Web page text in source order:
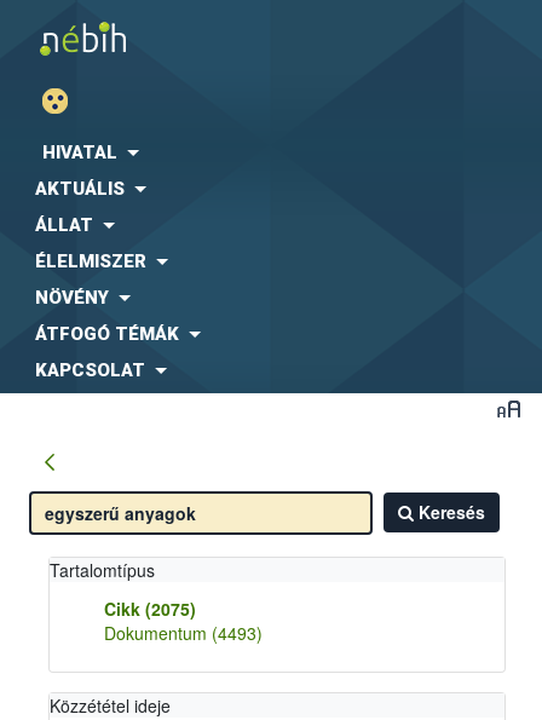
HIVATAL
AKTUÁLIS
ÁLLAT
ÉLELMISZER
NÖVÉNY
ÁTFOGÓ TÉMÁK
KAPCSOLAT
Keresés
Tartalomtípus
Cikk (2075)
Dokumentum (4493)
Közzététel ideje